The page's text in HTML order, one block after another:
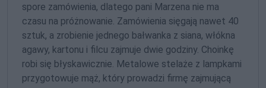
spore zamówienia, dlatego pani Marzena nie ma
czasu na próżnowanie. Zamówienia sięgają nawet 40
sztuk, a zrobienie jednego bałwanka z siana, włókna
agawy, kartonu i filcu zajmuje dwie godziny. Choinkę
robi się błyskawicznie. Metalowe stelaże z lampkami
przygotowuje mąż, który prowadzi firmę zajmującą